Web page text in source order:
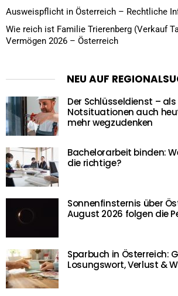
Ausweispflicht in Österreich – Rechtliche
Wie reich ist Familie Trierenberg (Verkauf
Vermögen 2026 – Österreich
NEU AUF
Der Schlüsseldienst –
Notsituationen auch
mehr wegzudenken
Bachelorarbeit binden:
die richtige?
Sonnenfinsternis über
August 2026 folgen die
Sparbuch in Österreich:
Losungswort, Verlust &